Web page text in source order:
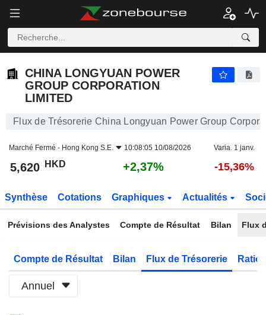
CHINA LONGYUAN POWER
GROUP CORPORATION
LIMITED
Flux de Trésorerie China Longyuan Power Group
Marché Fermé - Hong Kong S.E. 10:08:05 10/08/2026 Varia. 1 janv.
5,620 HKD +2,37% -15,36%
Synthèse Cotations Graphiques Actualités
Prévisions des Analystes Compte de Résultat Bilan Flux
Compte de Résultat Bilan Flux de Trésorerie
Annuel